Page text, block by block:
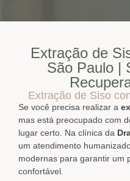
Extração de
São Paulo |
Extração de Siso
Se você precisa realizar a
mas está preocupado com
lugar certo. Na clínica da
um atendimento
modernas para garantir um
confortável.